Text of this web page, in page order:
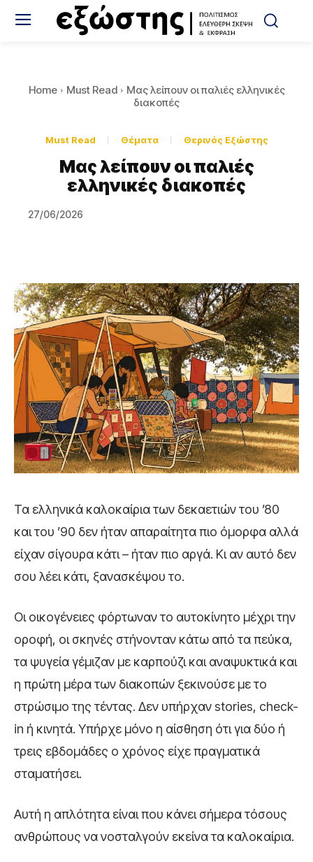
Home Must Read
Μας λείπουν οι παλιές ελληνικές
διακοπές
Must Read Θέματα Θερινός Εξώστης
Μας λείπουν οι παλιές
ελληνικές διακοπές
27/06/2026
Τα ελληνικά καλοκαίρια των δεκαετιών του ’80
και του ’90 δεν ήταν απαραίτητα πιο όμορφα αλλά
είχαν σίγουρα κάτι – ήταν πιο αργά. Κι αν αυτό δεν
σου λέει κάτι, ξανασκέψου το.
Οι οικογένειες φόρτωναν το αυτοκίνητο μέχρι την
οροφή, οι σκηνές στήνονταν κάτω από τα πεύκα,
τα ψυγεία γέμιζαν με καρπούζι και αναψυκτικά και
η πρώτη μέρα των διακοπών ξεκινούσε με το
στρώσιμο της τέντας. Δεν υπήρχαν stories, check-
in ή κινητά. Υπήρχε μόνο η αίσθηση ότι για δύο ή
τρεις εβδομάδες ο χρόνος είχε πραγματικά
σταματήσει.
Αυτή η απλότητα είναι που κάνει σήμερα τόσους
ανθρώπους να νοσταλγούν εκείνα τα καλοκαίρια.